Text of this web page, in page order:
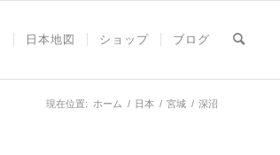
日本地図 ショップ ブログ
現在位置: ホーム / 日本 / 宮城 / 深沼